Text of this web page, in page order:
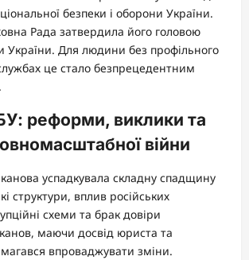
безпеки і оборони України.
Рада затвердила його головою
України. Для людини без профільного
це стало безпрецедентним
реформи, виклики та
війни
успадкувала складну спадщину
структури, вплив російських
схеми та брак довіри
маючи досвід юриста та
впроваджувати зміни.